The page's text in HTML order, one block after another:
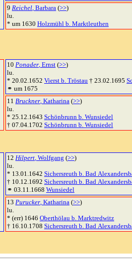
9 Reichel, Barbara (>>)
lu.
* um 1630 Holzmühl b. Marktleuthen
10 Ponader, Ernst (>>)
lu.
* 20.02.1652 Vierst b. Tröstau † 23.02.1695
⚭ um 1675
11 Bruckner, Katharina (>>)
lu.
* 25.12.1643 Schönbrunn b. Wunsiedel
† 07.04.1702 Schönbrunn b. Wunsiedel
12 Hilpert, Wolfgang (>>)
lu.
* 13.01.1642 Sichersreuth b. Bad
† 10.12.1692 Sichersreuth b. Bad
⚭ 03.11.1668 Wunsiedel
13 Purucker, Katharina (>>)
lu.
* (err) 1646 Oberthölau b. Marktredwitz
† 16.10.1708 Sichersreuth b. Bad